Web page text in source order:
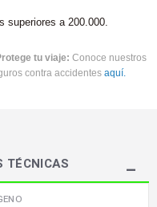
superiores a 200.000.
tu viaje: Conoce nuestros
contra accidentes aquí.
TÉCNICAS